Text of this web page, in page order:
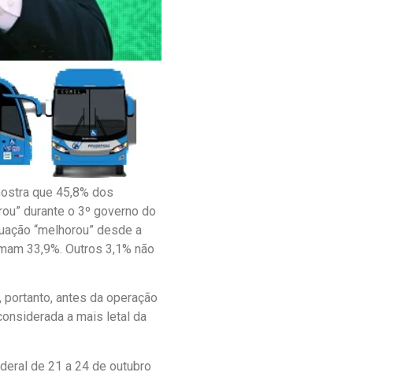
que 45,8% dos
durante o 3º governo do
“melhorou” desde a
33,9%. Outros 3,1% não
antes da operação
a mais letal da
de 21 a 24 de outubro